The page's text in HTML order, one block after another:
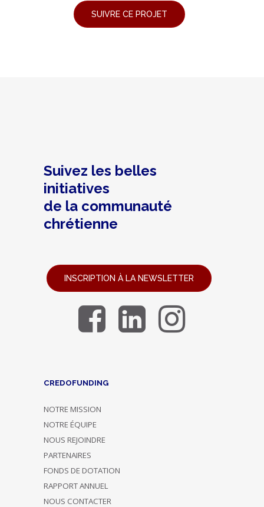
Suivez les belles
initiatives
de la communauté
chrétienne
INSCRIPTION À LA NEWSLETTER
CREDOFUNDING
NOTRE MISSION
NOTRE ÉQUIPE
NOUS REJOINDRE
PARTENAIRES
FONDS DE DOTATION
RAPPORT ANNUEL
NOUS CONTACTER